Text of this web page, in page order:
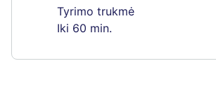
Tyrimo trukmė
Iki 60 min.